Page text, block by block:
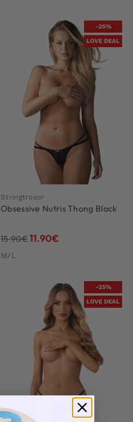
-25%
LOVE DEAL
Stringtrosor
Obsessive Nutris Thong Black
15.90€11.90€
M/L
-25%
LOVE DEAL